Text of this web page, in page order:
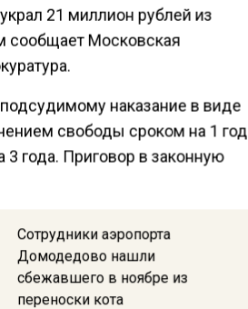
21 миллион рублей из
сообщает Московская
наказание в виде
свободы сроком на 1 год
года. Приговор в законную
Сотрудники аэропорта
Домодедово нашли
сбежавшего в ноябре из
переноски кота